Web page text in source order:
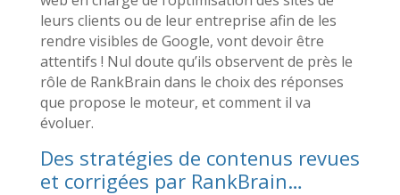
leurs clients ou de leur entreprise afin de les
rendre visibles de Google, vont devoir être
attentifs ! Nul doute qu’ils observent de près le
rôle de RankBrain dans le choix des réponses
que propose le moteur, et comment il va
évoluer.
Des stratégies de contenus revues
et corrigées par RankBrain…